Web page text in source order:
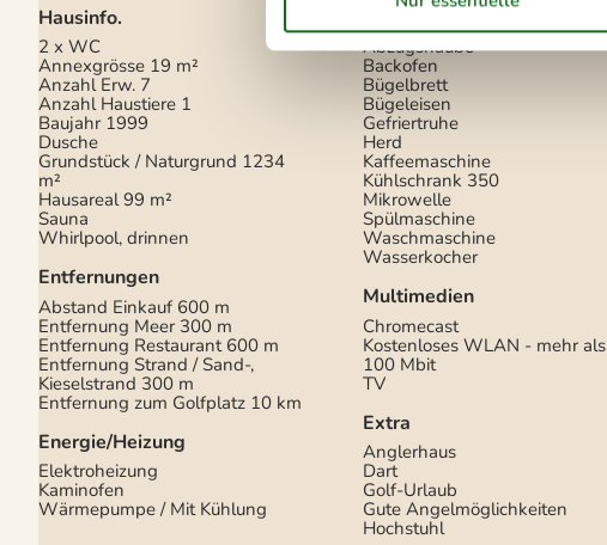
Hausinfo.
2 x WC
Annexgrösse 19 m²
Anzahl Erw. 7
Anzahl Haustiere 1
Baujahr 1999
Dusche
Grundstück / Naturgrund 1234
m²
Hausareal 99 m²
Sauna
Whirlpool, drinnen
Entfernungen
Abstand Einkauf 600 m
Entfernung Meer 300 m
Entfernung Restaurant 600 m
Entfernung Strand / Sand-,
Kieselstrand 300 m
Entfernung zum Golfplatz 10 km
Energie/Heizung
Elektroheizung
Kaminofen
Wärmepumpe / Mit Kühlung
Abzugshaube
Backofen
Bügelbrett
Bügeleisen
Gefriertruhe
Herd
Kaffeemaschine
Kühlschrank 350
Mikrowelle
Spülmaschine
Waschmaschine
Wasserkocher
Multimedien
Chromecast
Kostenloses WLAN - mehr als
100 Mbit
TV
Extra
Anglerhaus
Dart
Golf-Urlaub
Gute Angelmöglichkeiten
Hochstuhl